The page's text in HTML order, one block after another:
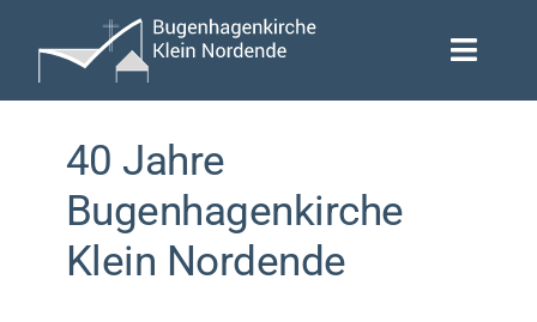
content
Toggle
40 Jahre
Bugenhagenkirche
Klein Nordende